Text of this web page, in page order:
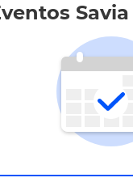
Savia